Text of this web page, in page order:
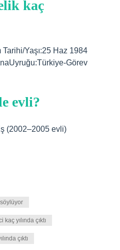
kaç
Yaşı:25 Haz 1984
Görev
evli?
(2002–2005 evli)
yılında çıktı
çıktı